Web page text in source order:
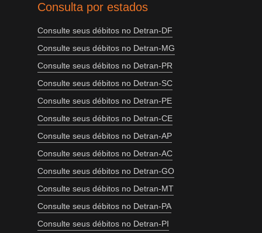
Consulta por estados
Consulte seus débitos no Detran-DF
Consulte seus débitos no Detran-MG
Consulte seus débitos no Detran-PR
Consulte seus débitos no Detran-SC
Consulte seus débitos no Detran-PE
Consulte seus débitos no Detran-CE
Consulte seus débitos no Detran-AP
Consulte seus débitos no Detran-AC
Consulte seus débitos no Detran-GO
Consulte seus débitos no Detran-MT
Consulte seus débitos no Detran-PA
Consulte seus débitos no Detran-PI